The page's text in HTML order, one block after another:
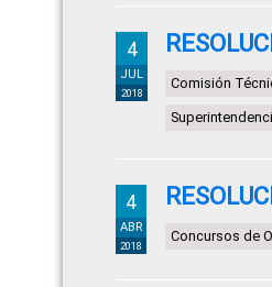
4
JUL
2018
Comisión
4
ABR
2018
Concursos de